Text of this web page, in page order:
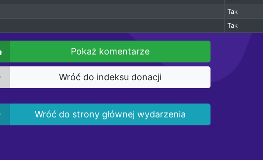
Tak
Tak
Pokaż komentarze
Wróć do indeksu donacji
Wróć do strony głównej wydarzenia